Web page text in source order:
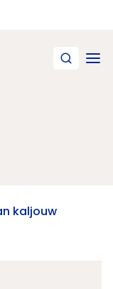
kaljouw